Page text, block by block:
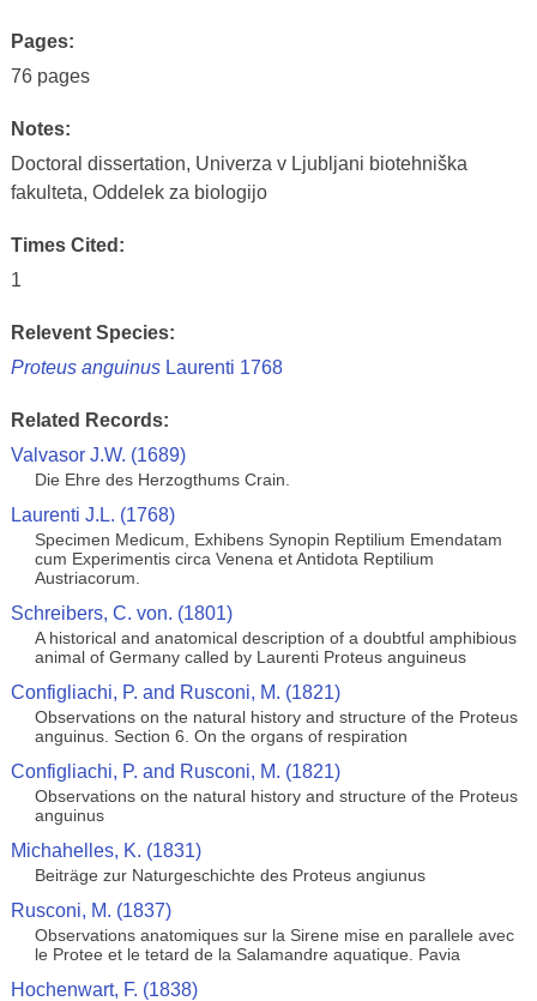
Pages:
76 pages
Notes:
Doctoral dissertation, Univerza v Ljubljani biotehniška
fakulteta, Oddelek za biologijo
Times Cited:
1
Relevent Species:
Proteus anguinusLaurenti 1768
Related Records:
Valvasor J.W. (1689)
Die Ehre des Herzogthums Crain.
Laurenti J.L. (1768)
Specimen Medicum, Exhibens Synopin Reptilium Emendatam
cum Experimentis circa Venena et Antidota Reptilium
Austriacorum.
Schreibers, C. von. (1801)
A historical and anatomical description of a doubtful amphibious
animal of Germany called by Laurenti Proteus anguineus
Configliachi, P. and Rusconi, M. (1821)
Observations on the natural history and structure of the Proteus
anguinus. Section 6. On the organs of respiration
Configliachi, P. and Rusconi, M. (1821)
Observations on the natural history and structure of the Proteus
anguinus
Michahelles, K. (1831)
Beiträge zur Naturgeschichte des Proteus angiunus
Rusconi, M. (1837)
Observations anatomiques sur la Sirene mise en parallele avec
le Protee et le tetard de la Salamandre aquatique. Pavia
Hochenwart, F. (1838)